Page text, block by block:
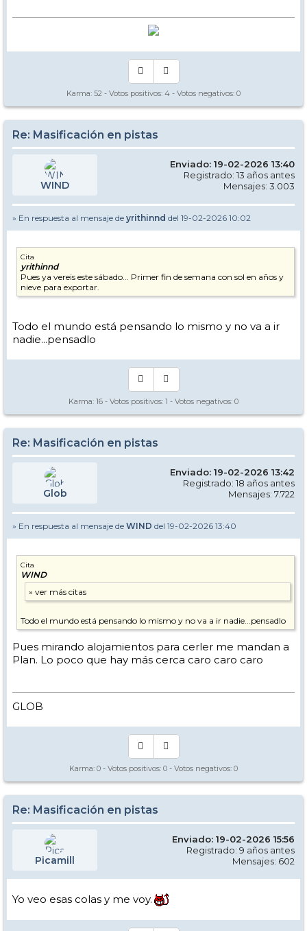
Karma: 52 - Votos positivos: 4 - Votos negativos: 0
Re: Masificación en pistas
WIND
Enviado: 19-02-2026 13:40
Registrado: 13 años antes
Mensajes: 3.003
» En respuesta al mensaje de yrithinnd del 19-02-2026 10:02
Cita
yrithinnd
Pues ya vereis este sábado... Primer fin de semana con sol en años y
nieve para exportar.
Todo el mundo está pensando lo mismo y no va a ir
nadie...pensadlo
Karma: 16 - Votos positivos: 1 - Votos negativos: 0
Re: Masificación en pistas
Glob
Enviado: 19-02-2026 13:42
Registrado: 18 años antes
Mensajes: 7.722
» En respuesta al mensaje de WIND del 19-02-2026 13:40
Cita
WIND
Todo el mundo está pensando lo mismo y no va a ir nadie...pensadlo
Pues mirando alojamientos para cerler me mandan a
Plan. Lo poco que hay más cerca caro caro caro
GLOB
Karma: 0 - Votos positivos: 0 - Votos negativos: 0
Re: Masificación en pistas
Picamill
Enviado: 19-02-2026 15:56
Registrado: 9 años antes
Mensajes: 602
Yo veo esas colas y me voy.